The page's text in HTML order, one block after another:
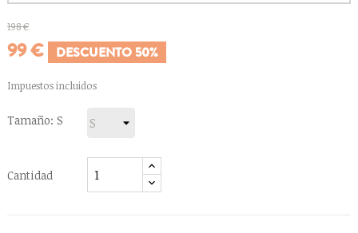
198 €
99 € DESCUENTO 50%
Impuestos incluidos
Tamaño: S
Cantidad